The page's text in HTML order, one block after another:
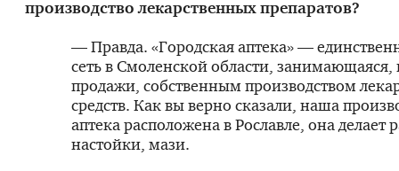
производство лекарственных препаратов?
— Правда. «Городская аптека» —
сеть в Смоленской области,
продажи, собственным производством
средств. Как вы верно сказали, наша
аптека расположена в Рославле, она делает
настойки, мази.